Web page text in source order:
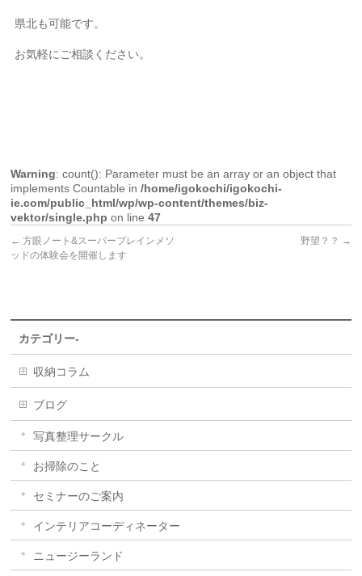
県北も可能です。
お気軽にご相談ください。
Warning: count(): Parameter must be an array or an object that
implements Countable in/home/igokochi/igokochi-
ie.com/public_html/wp/wp-content/themes/biz-
vektor/single.php on line47
← 方眼ノート&スーパーブレインメソ
ッドの体験会を開催します
野望？？ →
カテゴリー-
収納コラム
ブログ
写真整理サークル
お掃除のこと
セミナーのご案内
インテリアコーディネーター
ニュージーランド